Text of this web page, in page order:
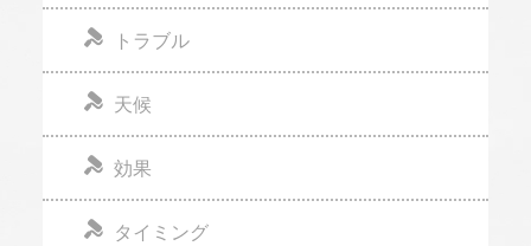
トラブル
天候
効果
タイミング